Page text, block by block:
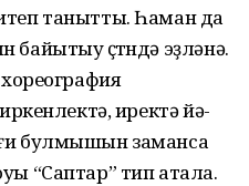
танытты. Һаман да
өҫтөндә эҙләнә.
иректә йә­
булмышын заманса
“Саптар” тип атала.